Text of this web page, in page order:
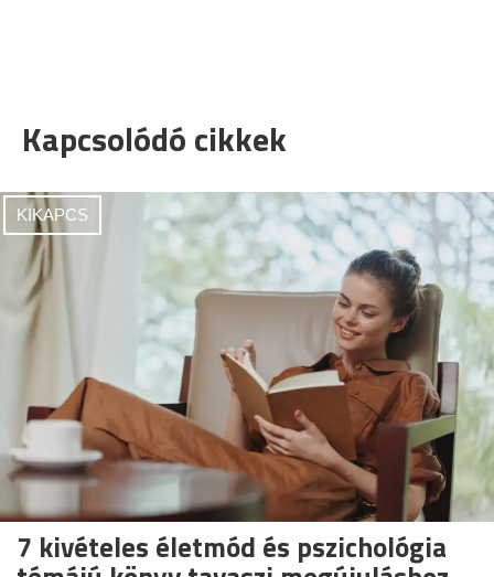
Kapcsolódó cikkek
KIKAPCS
7 kivételes életmód és pszichológia